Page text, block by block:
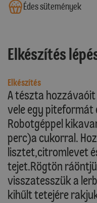
Édes sütemények
Elkészítés
Elkészítés
A tészta
vele egy piteformát
Robotgéppel
perc)a cukorral.
lisztet,citromlevet
tejet.Rögtön
visszatesszük a
kihűlt tetejére